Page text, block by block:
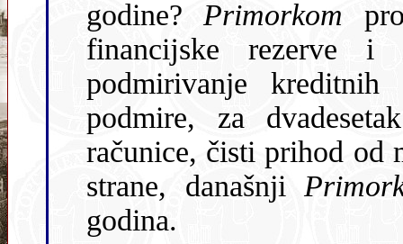
godine? Primorkom
financĳske rezerve
podmirivanje
podmire, za
računice, čisti prihod od
strane, današnji
godina.